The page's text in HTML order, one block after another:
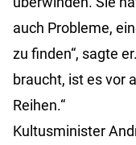
auch Probleme,
zu finden“, sagte
braucht, ist es vor
Reihen.“
Kultusminister